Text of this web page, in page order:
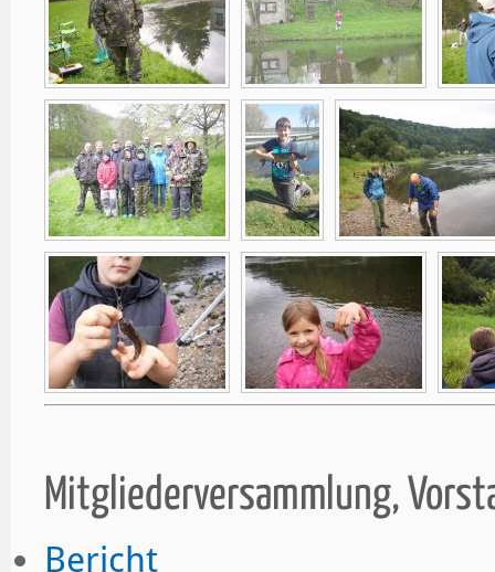
Mitgliederversammlung,
Bericht